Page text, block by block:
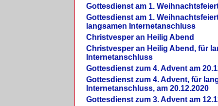
Gottesdienst am 1.
Gottesdienst am 1.
langsamen Internetanschluss
Christvesper an Heilig Abend
Christvesper an Heilig Abend, für
Internetanschluss
Gottesdienst zum 4. Advent am
Gottesdienst zum 4. Advent, für
Internetanschluss, am 20.12.2020
Gottesdienst zum 3. Advent am